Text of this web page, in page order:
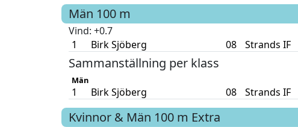
Män 100 m
Vind: +0.7
1
Birk Sjöberg 08 Strands IF
Sammanställning per klass
Män
1 Birk Sjöberg 08 Strands IF
Kvinnor & Män 100 m Extra